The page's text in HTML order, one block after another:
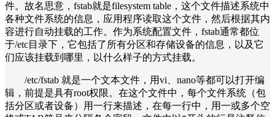
件。故名思意，fstab就是filesystem table，这个文件描述系统中
各种文件系统的信息，应用程序读取这个文件，然后根据其内
容进行自动挂载的工作。作为系统配置文件，fstab通常都位
于/etc目录下，它包括了所有分区和存储设备的信息，以及它
们应该挂载到哪里，以什么样子的方式挂载。
/etc/fstab 就是一个文本文件，用vi、nano等都可以打开编
辑，前提是具有root权限。在这个文件中，每个文件系统（包
括分区或者设备）用一行来描述，在每一行中，用一或多个空